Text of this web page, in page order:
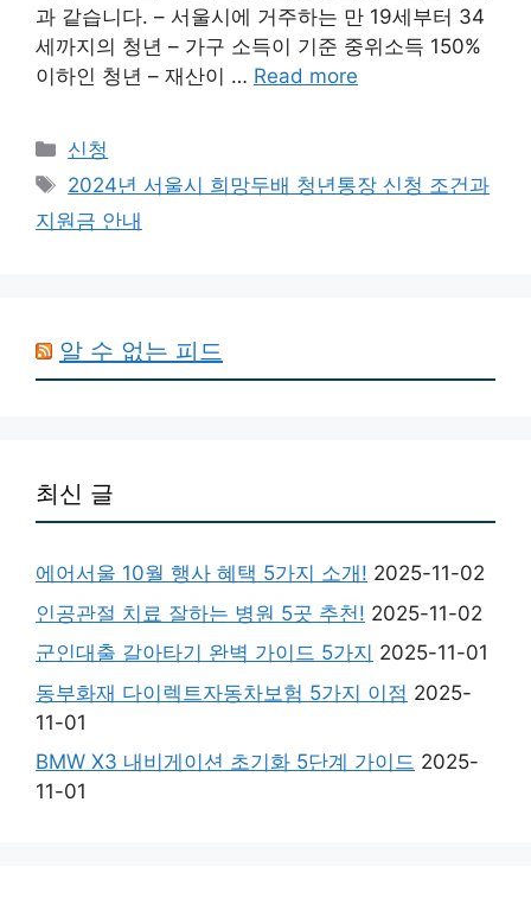
과 같습니다. – 서울시에 거주하는 만 19세부터 34
세까지의 청년 – 가구 소득이 기준 중위소득 150%
이하인 청년 – 재산이 … Read more
Categories
신청
Tags
2024년 서울시 희망두배 청년통장 신청 조건과
지원금 안내
알 수 없는 피드
최신 글
에어서울 10월 행사 혜택 5가지 소개! 2025-11-02
인공관절 치료 잘하는 병원 5곳 추천! 2025-11-02
군인대출 갈아타기 완벽 가이드 5가지 2025-11-01
동부화재 다이렉트자동차보험 5가지 이점 2025-
11-01
BMW X3 내비게이션 초기화 5단계 가이드 2025-
11-01